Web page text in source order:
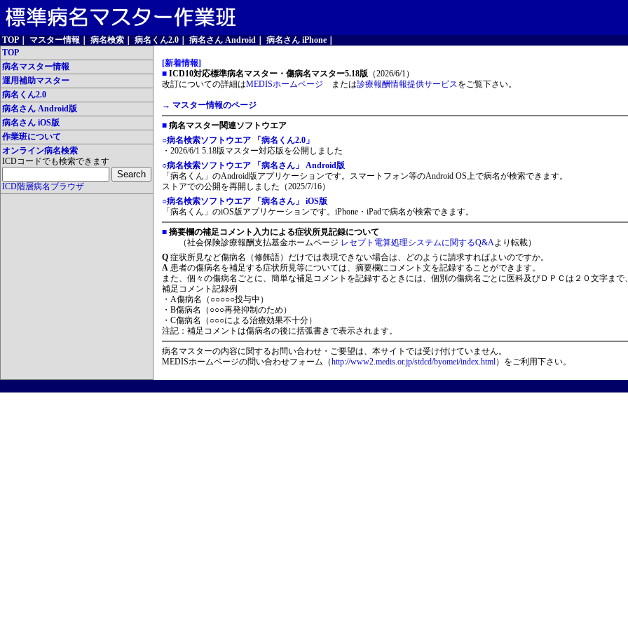
TOP マスター情報 病名検索 病名くん2.0 病名さん Android 病名さん iPhone
TOP
病名マスター情報
運用補助マスター
病名くん2.0
病名さん Android版
病名さん iOS版
作業班について
オンライン病名検索
ICDコードでも検索できます
ICD階層病名ブラウザ
[新着情報]
■ ICD10対応標準病名マスター・傷病名マスター5.18版 （2026/6/1）
改訂についての詳細はMEDISホームページ または診療報酬情報提供サービスをご覧下さい。
→ マスター情報のページ
■ 病名マスター関連ソフトウエア
○病名検索ソフトウエア 「病名くん2.0」
・2026/6/1 5.18版マスター対応版を公開しました
○病名検索ソフトウエア 「病名さん」 Android版
「病名くん」のAndroid版アプリケーションです。スマートフォン等のAndroid OS上で病名が検索できます。
ストアでの公開を再開しました（2025/7/16）
○病名検索ソフトウエア 「病名さん」 iOS版
「病名くん」のiOS版アプリケーションです。iPhone・iPadで病名が検索できます。
■ 摘要欄の補足コメント入力による症状所見記録について
（社会保険診療報酬支払基金ホームページ レセプト電算処理システムに関するQ&Aより転載）
Q 症状所見など傷病名（修飾語）だけでは表現できない場合は、どのように請求すればよいのですか。
A 患者の傷病名を補足する症状所見等については、摘要欄にコメント文を記録することができます。
また、個々の傷病名ごとに、簡単な補足コメントを記録するときには、個別の傷病名ごとに医科及びＤＰＣは２０文字まで
補足コメント記録例
・A傷病名（○○○○○投与中）
・B傷病名（○○○再発抑制のため）
・C傷病名（○○○による治療効果不十分）
注記：補足コメントは傷病名の後に括弧書きで表示されます。
病名マスターの内容に関するお問い合わせ・ご要望は、本サイトでは受け付けていません。
MEDISホームページの問い合わせフォーム（http://www2.medis.or.jp/stdcd/byomei/index.html）をご利用下さい。